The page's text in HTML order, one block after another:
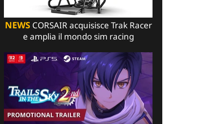
NEWSCORSAIR acquisisce Trak Racer
e amplia il mondo sim racing